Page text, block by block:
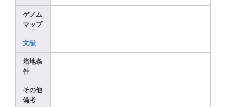
ゲノム
マップ
文献
培地条
件
その他
備考